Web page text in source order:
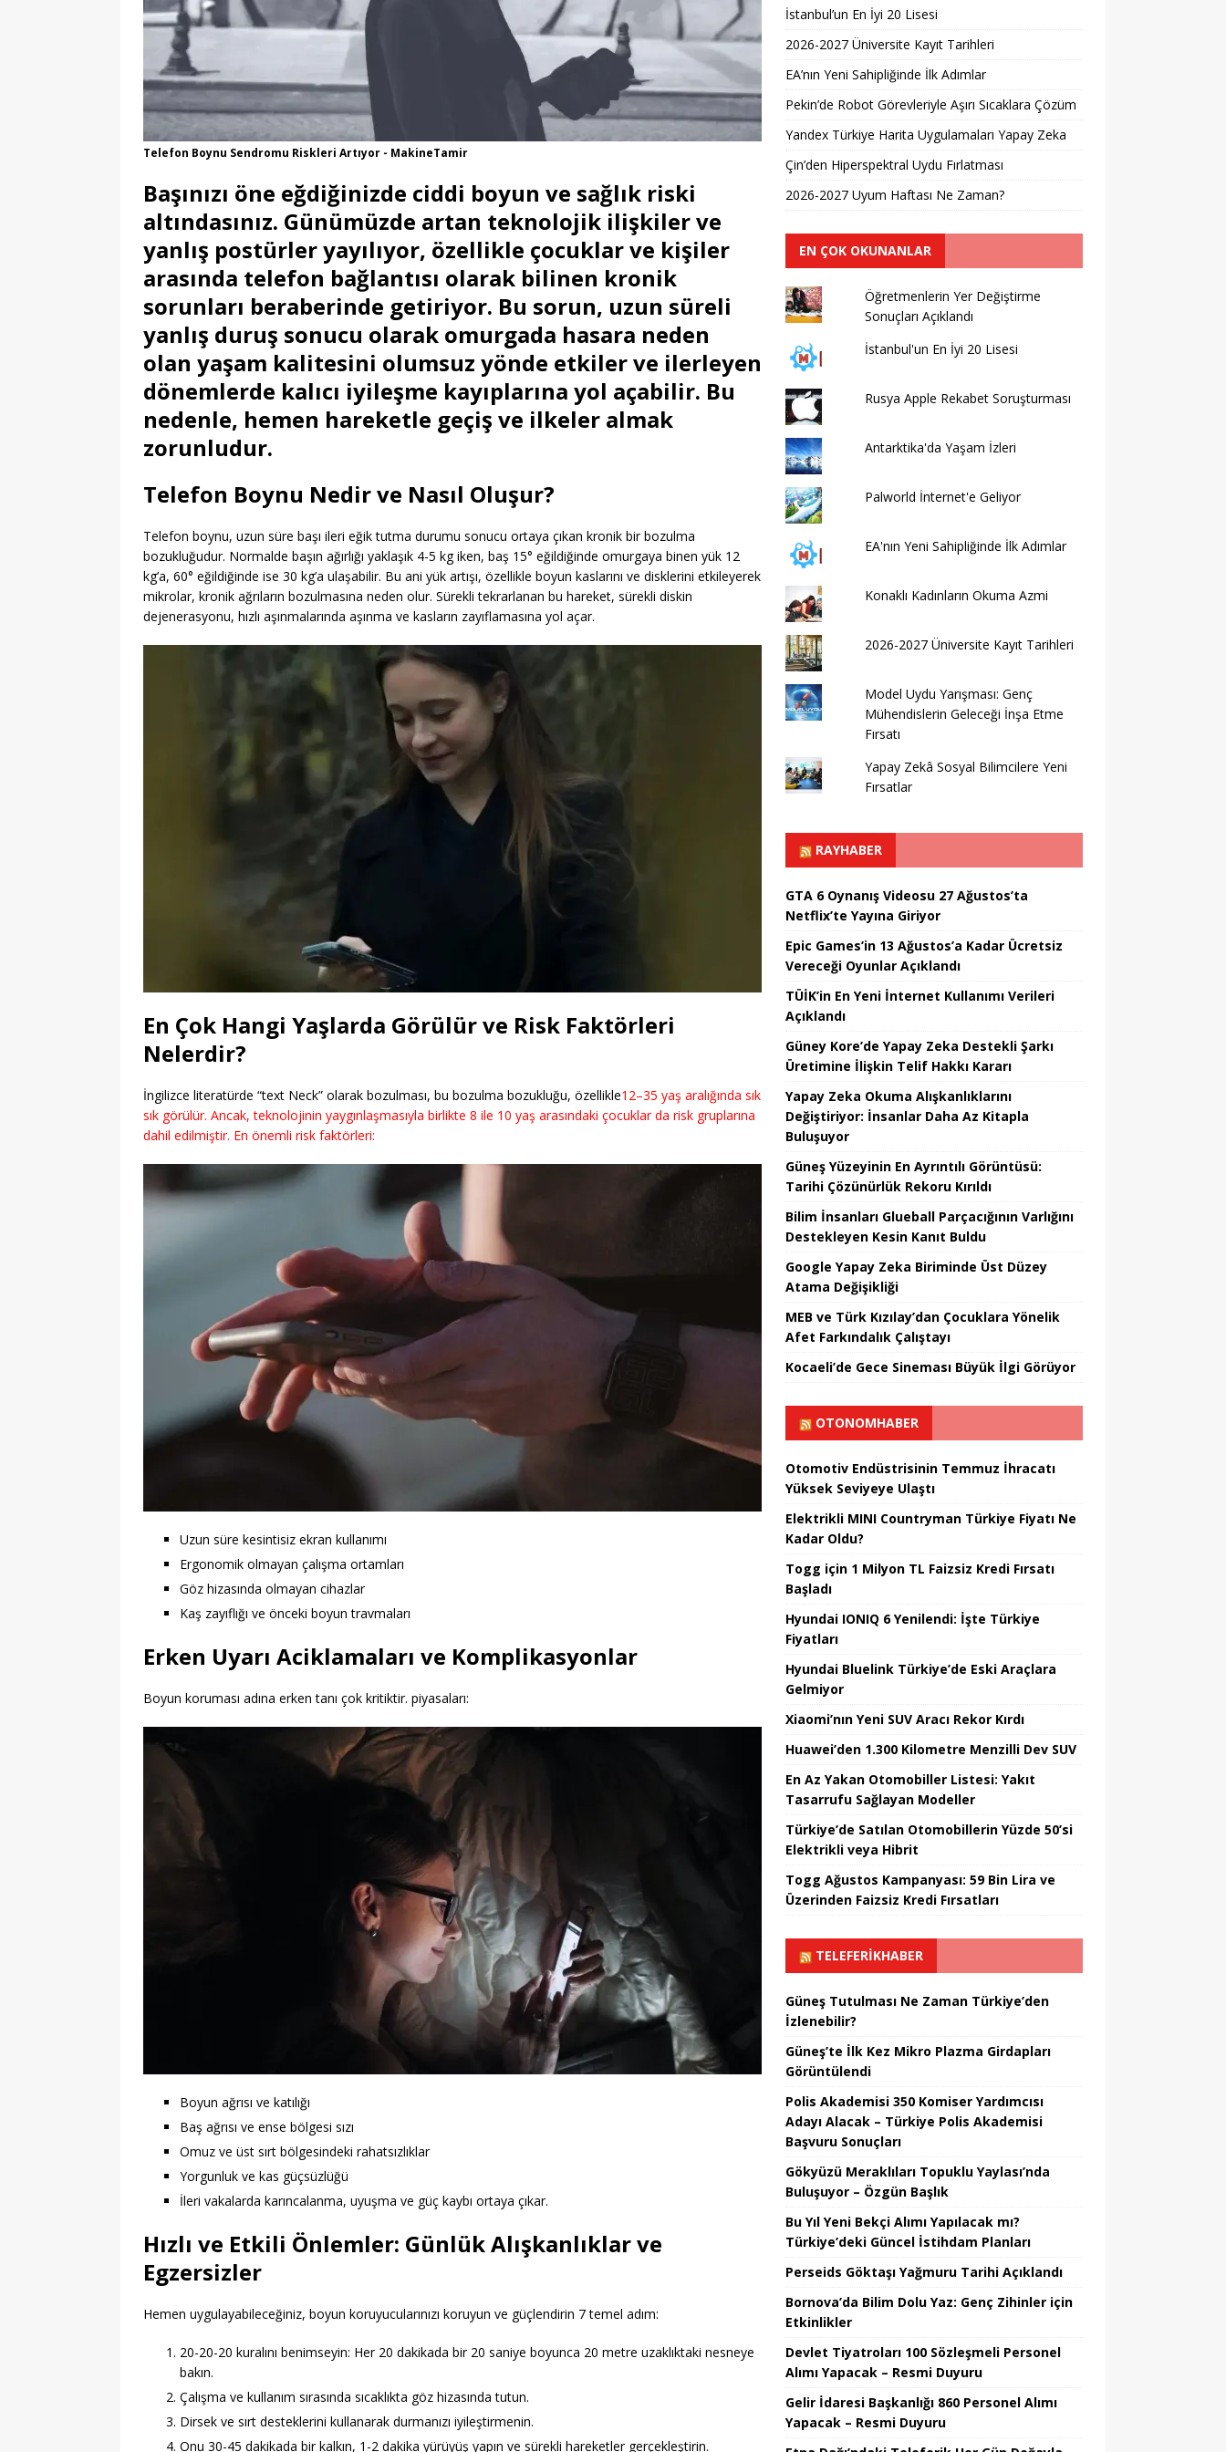
Telefon Boynu Sendromu Riskleri Artıyor - MakineTamir
Başınızı öne eğdiğinizde ciddi boyun ve sağlık riski
altındasınız. Günümüzde artan teknolojik ilişkiler ve
yanlış postürler yayılıyor, özellikle çocuklar ve kişiler
arasında telefon bağlantısı olarak bilinen kronik
sorunları beraberinde getiriyor. Bu sorun, uzun süreli
yanlış duruş sonucu olarak omurgada hasara neden
olan yaşam kalitesini olumsuz yönde etkiler ve ilerleyen
dönemlerde kalıcı iyileşme kayıplarına yol açabilir. Bu
nedenle, hemen hareketle geçiş ve ilkeler almak
zorunludur.
Telefon Boynu Nedir ve Nasıl Oluşur?
Telefon boynu, uzun süre başı ileri eğik tutma durumu sonucu ortaya çıkan kronik bir bozulma
bozukluğudur. Normalde başın ağırlığı yaklaşık 4-5 kg ​​iken, baş 15° eğildiğinde omurgaya binen yük 12
kg’a, 60° eğildiğinde ise 30 kg’a ulaşabilir. Bu ani yük artışı, özellikle boyun kaslarını ve disklerini etkileyerek
mikrolar, kronik ağrıların bozulmasına neden olur. Sürekli tekrarlanan bu hareket, sürekli diskin
dejenerasyonu, hızlı aşınmalarında aşınma ve kasların zayıflamasına yol açar.
En Çok Hangi Yaşlarda Görülür ve Risk Faktörleri
Nelerdir?
İngilizce literatürde “text Neck” olarak bozulması, bu bozulma bozukluğu, özellikle12–35 yaş aralığında sık
sık görülür. Ancak, teknolojinin yaygınlaşmasıyla birlikte 8 ile 10 yaş arasındaki çocuklar da risk gruplarına
dahil edilmiştir. En önemli risk faktörleri:
Uzun süre kesintisiz ekran kullanımı
Ergonomik olmayan çalışma ortamları
Göz hizasında olmayan cihazlar
Kaş zayıflığı ve önceki boyun travmaları
Erken Uyarı Aciklamaları ve Komplikasyonlar
Boyun koruması adına erken tanı çok kritiktir. piyasaları:
Boyun ağrısı ve katılığı
Baş ağrısı ve ense bölgesi sızı
Omuz ve üst sırt bölgesindeki rahatsızlıklar
Yorgunluk ve kas güçsüzlüğü
İleri vakalarda karıncalanma, uyuşma ve güç kaybı ortaya çıkar.
Hızlı ve Etkili Önlemler: Günlük Alışkanlıklar ve
Egzersizler
Hemen uygulayabileceğiniz, boyun koruyucularınızı koruyun ve güçlendirin 7 temel adım:
20-20-20 kuralını benimseyin: Her 20 dakikada bir 20 saniye boyunca 20 metre uzaklıktaki nesneye
bakın.
Çalışma ve kullanım sırasında sıcaklıkta göz hizasında tutun.
Dirsek ve sırt desteklerini kullanarak durmanızı iyileştirmenin.
Onu 30-45 dakikada bir kalkın, 1-2 dakika yürüyüş yapın ve sürekli hareketler gerçekleştirin.
İstanbul’un En İyi 20 Lisesi
2026-2027 Üniversite Kayıt Tarihleri ​​
EA’nın Yeni Sahipliğinde İlk Adımlar
Pekin’de Robot Görevleriyle Aşırı Sıcaklara Çözüm
Yandex Türkiye Harita Uygulamaları Yapay Zeka
Çin’den Hiperspektral Uydu Fırlatması
2026-2027 Uyum Haftası Ne Zaman?
EN ÇOK OKUNANLAR
Öğretmenlerin Yer Değiştirme
Sonuçları Açıklandı
İstanbul'un En İyi 20 Lisesi
Rusya Apple Rekabet Soruşturması
Antarktika'da Yaşam İzleri
Palworld İnternet'e Geliyor
EA'nın Yeni Sahipliğinde İlk Adımlar
Konaklı Kadınların Okuma Azmi
2026-2027 Üniversite Kayıt Tarihleri ​​
Model Uydu Yarışması: Genç
Mühendislerin Geleceği İnşa Etme
Fırsatı
Yapay Zekâ Sosyal Bilimcilere Yeni
Fırsatlar
RAYHABER
GTA 6 Oynanış Videosu 27 Ağustos’ta
Netflix’te Yayına Giriyor
Epic Games’in 13 Ağustos’a Kadar Ücretsiz
Vereceği Oyunlar Açıklandı
TÜİK’in En Yeni İnternet Kullanımı Verileri
Açıklandı
Güney Kore’de Yapay Zeka Destekli Şarkı
Üretimine İlişkin Telif Hakkı Kararı
Yapay Zeka Okuma Alışkanlıklarını
Değiştiriyor: İnsanlar Daha Az Kitapla
Buluşuyor
Güneş Yüzeyinin En Ayrıntılı Görüntüsü:
Tarihi Çözünürlük Rekoru Kırıldı
Bilim İnsanları Glueball Parçacığının Varlığını
Destekleyen Kesin Kanıt Buldu
Google Yapay Zeka Biriminde Üst Düzey
Atama Değişikliği
MEB ve Türk Kızılay’dan Çocuklara Yönelik
Afet Farkındalık Çalıştayı
Kocaeli’de Gece Sineması Büyük İlgi Görüyor
OTONOMHABER
Otomotiv Endüstrisinin Temmuz İhracatı
Yüksek Seviyeye Ulaştı
Elektrikli MINI Countryman Türkiye Fiyatı Ne
Kadar Oldu?
Togg için 1 Milyon TL Faizsiz Kredi Fırsatı
Başladı
Hyundai IONIQ 6 Yenilendi: İşte Türkiye
Fiyatları
Hyundai Bluelink Türkiye’de Eski Araçlara
Gelmiyor
Xiaomi’nın Yeni SUV Aracı Rekor Kırdı
Huawei’den 1.300 Kilometre Menzilli Dev SUV
En Az Yakan Otomobiller Listesi: Yakıt
Tasarrufu Sağlayan Modeller
Türkiye’de Satılan Otomobillerin Yüzde 50’si
Elektrikli veya Hibrit
Togg Ağustos Kampanyası: 59 Bin Lira ve
Üzerinden Faizsiz Kredi Fırsatları
TELEFERIKHABER
Güneş Tutulması Ne Zaman Türkiye’den
İzlenebilir?
Güneş’te İlk Kez Mikro Plazma Girdapları
Görüntülendi
Polis Akademisi 350 Komiser Yardımcısı
Adayı Alacak – Türkiye Polis Akademisi
Başvuru Sonuçları
Gökyüzü Meraklıları Topuklu Yaylası’nda
Buluşuyor – Özgün Başlık
Bu Yıl Yeni Bekçi Alımı Yapılacak mı?
Türkiye’deki Güncel İstihdam Planları
Perseids Göktaşı Yağmuru Tarihi Açıklandı
Bornova’da Bilim Dolu Yaz: Genç Zihinler için
Etkinlikler
Devlet Tiyatroları 100 Sözleşmeli Personel
Alımı Yapacak – Resmi Duyuru
Gelir İdaresi Başkanlığı 860 Personel Alımı
Yapacak – Resmi Duyuru